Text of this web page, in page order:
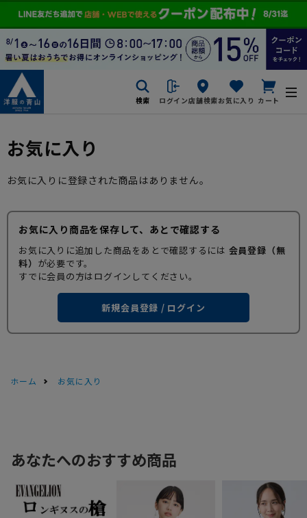
検索 ログイン店舗検索お気に入り カート
お気に入り
お気に入りに登録された商品はありません。
お気に入り商品を保存して、あとで確認する
お気に入りに追加した商品をあとで確認するには 会員登録（無
料） が必要です。
すでに会員の方はログインしてください。
新規会員登録 / ログイン
ホーム お気に入り